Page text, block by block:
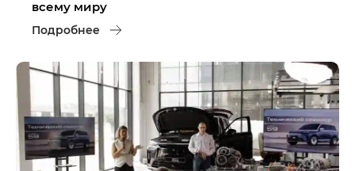
всему миру
Подробнее